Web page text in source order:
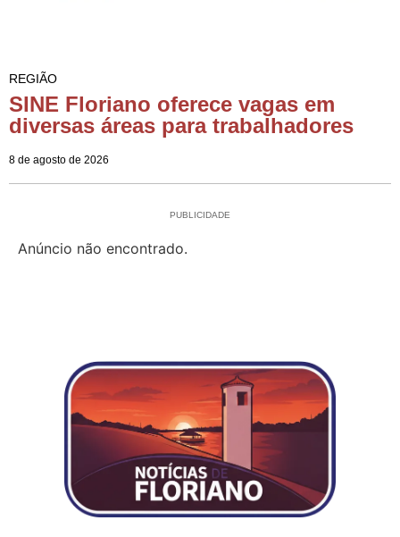
REGIÃO
SINE Floriano oferece vagas em
diversas áreas para trabalhadores
8 de agosto de 2026
PUBLICIDADE
Anúncio não encontrado.